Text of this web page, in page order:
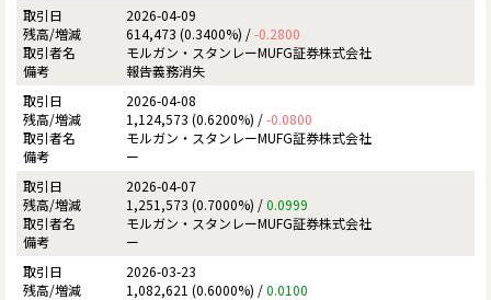
2026-04-09
614,473 (0.3400%) /-0.2800
モルガン・スタンレーMUFG証券株式会社
報告義務消失
2026-04-08
1,124,573 (0.6200%) /-0.0800
モルガン・スタンレーMUFG証券株式会社
ー
2026-04-07
1,251,573 (0.7000%) /0.0999
モルガン・スタンレーMUFG証券株式会社
ー
2026-03-23
1,082,621 (0.6000%) /0.0100